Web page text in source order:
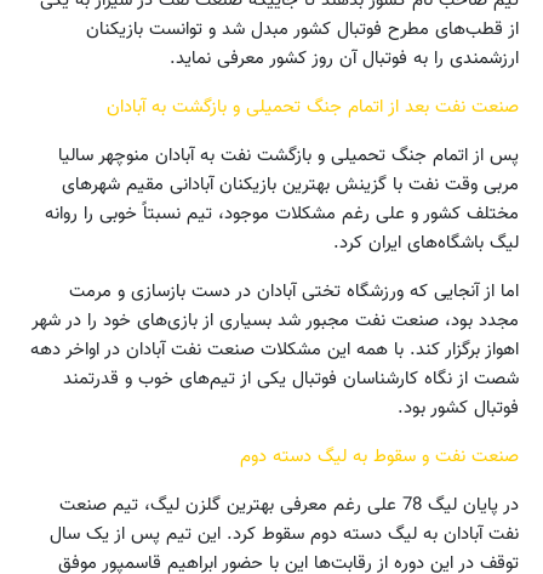
از قطب‌های مطرح فوتبال کشور مبدل شد و توانست بازیکنان
ارزشمندی را به فوتبال آن روز کشور معرفی نماید.
صنعت نفت بعد از اتمام جنگ تحمیلی و بازگشت به آبادان
پس از اتمام جنگ تحمیلی و بازگشت نفت به آبادان منوچهر سالیا
مربی وقت نفت با گزینش بهترین بازیکنان آبادانی مقیم شهرهای
مختلف کشور و علی رغم مشکلات موجود، تیم نسبتاً خوبی را روانه
لیگ باشگاه‌های ایران کرد.
اما از آنجایی که ورزشگاه تختی آبادان در دست بازسازی و مرمت
مجدد بود، صنعت نفت مجبور شد بسیاری از بازی‌های خود را در شهر
اهواز برگزار کند. با همه این مشکلات صنعت نفت آبادان در اواخر دهه
شصت از نگاه کارشناسان فوتبال یکی از تیم‌های خوب و قدرتمند
فوتبال کشور بود.
صنعت نفت و سقوط به لیگ دسته دوم
در پایان لیگ 78 علی رغم معرفی بهترین گلزن لیگ، تیم صنعت
نفت آبادان به لیگ دسته دوم سقوط کرد. این تیم پس از یک سال
توقف در این دوره از رقابت‌ها این با حضور ابراهیم قاسمپور موفق